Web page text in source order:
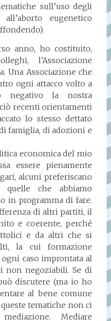
sull’uso degli
eugenetico
anno, ho costituito,
l’Associazione
Una Associazione che
ogni attacco volto a
negativo la nostra
recenti orientamenti
lo stesso dettato
famiglia, di adozioni e
economica del mio
essere pienamente
alcuni preferiscano
quelle che abbiamo
in programma di fare.
di altri partiti, il
e coerente, perché
e da altri che si
la cui formazione
caso improntata al
negoziabili. Se di
discutere (ma io ho
al bene comune
tematiche non ci
Mediare